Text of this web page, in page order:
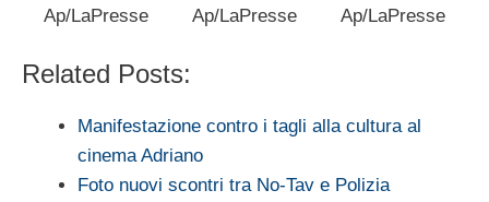
Ap/LaPresse
Ap/LaPresse
Ap/LaPresse
Related Posts:
Manifestazione contro i tagli alla cultura al
cinema Adriano
Foto nuovi scontri tra No-Tav e Polizia